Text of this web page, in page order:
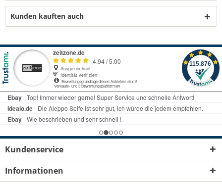
Kunden kauften auch
Kundenservice
Informationen